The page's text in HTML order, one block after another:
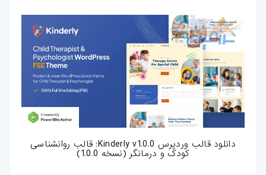
تصاویر-استوک
میکس-و-مونتاژ
فوتیج
پروژه-افتر-افکت
پروژه-پریمیر
دانلود قالب وردپرس Kinderly v1.0.0: قالب روانشناسی
کودک و درمانگر (نسخه 1.0.0)